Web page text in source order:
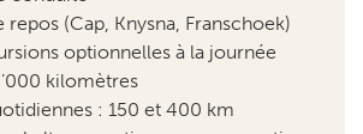
: 150 et 400 km
en option avec une partie
difficulté: facile